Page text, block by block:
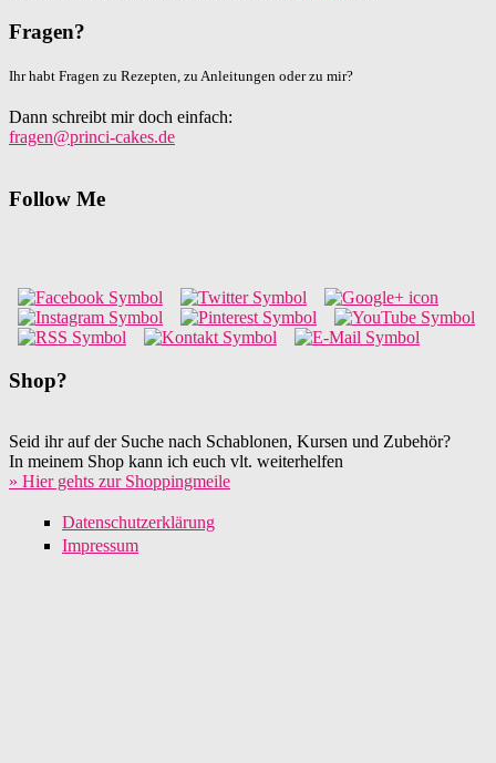
Fragen?
Ihr habt Fragen zu Rezepten, zu Anleitungen oder zu mir?
Dann schreibt mir doch einfach:
fragen@princi-cakes.de
Follow Me
Shop?
Seid ihr auf der Suche nach Schablonen, Kursen und Zubehör?
In meinem Shop kann ich euch vlt. weiterhelfen
» Hier gehts zur Shoppingmeile
Datenschutzerklärung
Impressum